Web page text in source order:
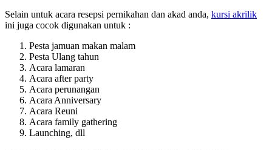
Selain untuk acara resepsi pernikahan dan akad anda, kursi akrilik
ini juga cocok digunakan untuk :
Pesta jamuan makan malam
Pesta Ulang tahun
Acara lamaran
Acara after party
Acara perunangan
Acara Anniversary
Acara Reuni
Acara family gathering
Launching, dll